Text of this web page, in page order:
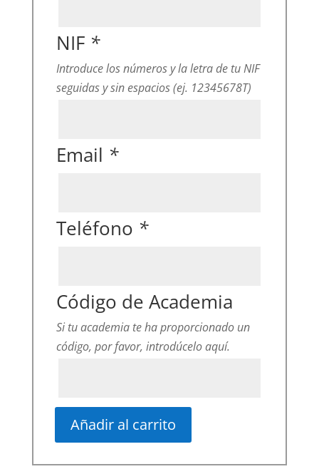
NIF *
Introduce los números y la letra de tu NIF
seguidas y sin espacios (ej. 12345678T)
Email *
Teléfono *
Código de Academia
Si tu academia te ha proporcionado un
código, por favor, introdúcelo aquí.
Añadir al carrito